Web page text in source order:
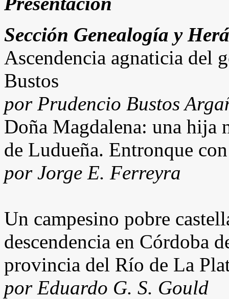
Sección Genealogía y
Ascendencia agnaticia del
Bustos
por Prudencio Bustos
Doña Magdalena: una hija
de Ludueña. Entronque
por Jorge E. Ferreyra
Un campesino pobre
descendencia en Córdoba
provincia del Río de La
por Eduardo G. S. Gould